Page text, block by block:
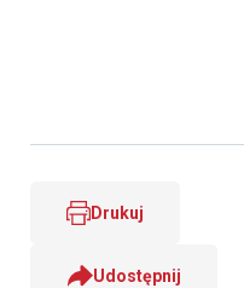
Drukuj
Udostępnij